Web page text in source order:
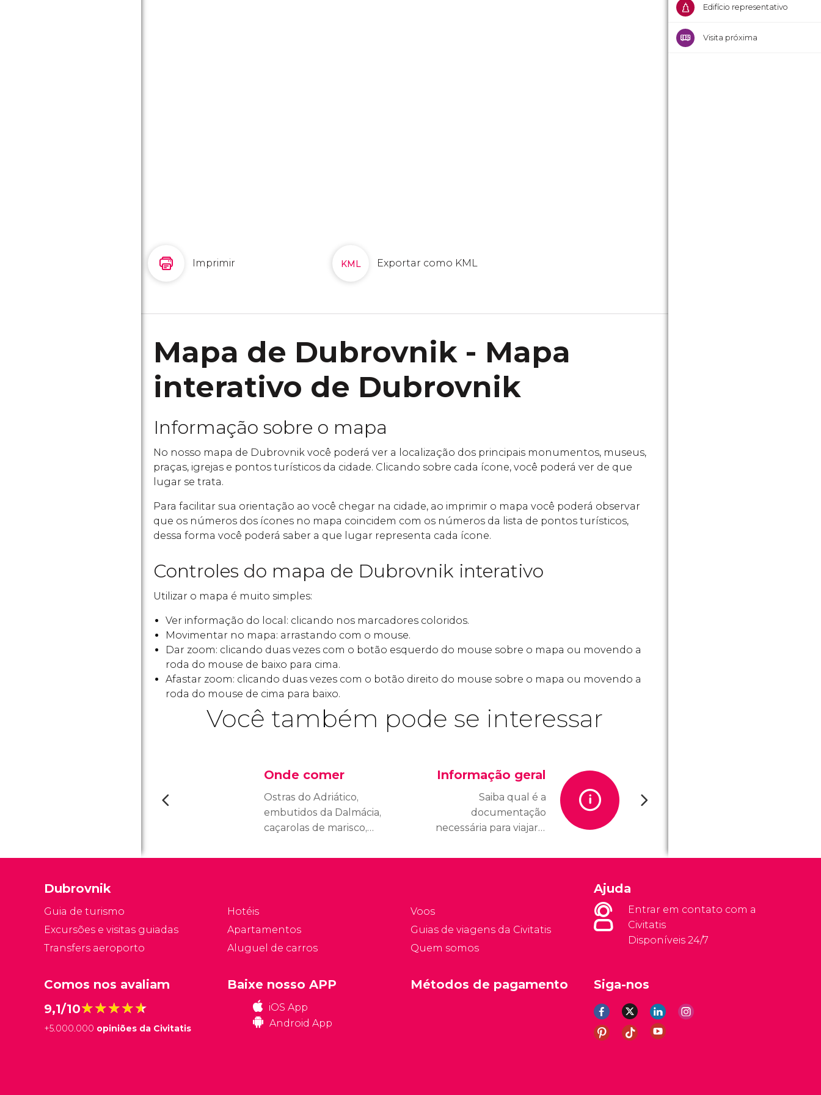
Imprimir Exportar como KML
Mapa de Dubrovnik - Mapa
interativo de Dubrovnik
Informação sobre o mapa
No nosso mapa de Dubrovnik você poderá ver a localização dos principais monumentos, museus,
praças, igrejas e pontos turísticos da cidade. Clicando sobre cada ícone, você poderá ver de que
lugar se trata.
Para facilitar sua orientação ao você chegar na cidade, ao imprimir o mapa você poderá observar
que os números dos ícones no mapa coincidem com os números da lista de pontos turísticos,
dessa forma você poderá saber a que lugar representa cada ícone.
Controles do mapa de Dubrovnik interativo
Utilizar o mapa é muito simples:
Ver informação do local: clicando nos marcadores coloridos.
Movimentar no mapa: arrastando com o mouse.
Dar zoom: clicando duas vezes com o botão esquerdo do mouse sobre o mapa ou movendo a
roda do mouse de baixo para cima.
Afastar zoom: clicando duas vezes com o botão direito do mouse sobre o mapa ou movendo a
roda do mouse de cima para baixo.
Você também pode se interessar
Onde comer
Ostras do Adriático,
embutidos da Dalmácia,
caçarolas de marisco,
de Dubrovnik é variada e
seu paladar!
Informação geral
Saiba qual é a
documentação
necessária para viajar a
comercial da cidade e o
viagem a Dubrovnik.
Edifício representativo
Visita próxima
Dubrovnik
Guia de turismo
Excursões e visitas guiadas
Transfers aeroporto
Hotéis
Apartamentos
Aluguel de carros
Voos
Guias de viagens da Civitatis
Quem somos
Ajuda
Entrar em contato com a
Civitatis
Disponíveis 24/7
Comos nos avaliam
9,1/10★★★★★
★★★★★
+5.000.000 opiniões da Civitatis
Siga-nos
Baixe nosso APP
iOS App
Android App
Métodos de pagamento